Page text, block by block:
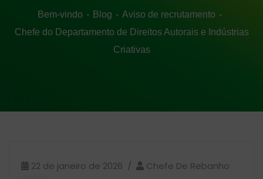
Bem-vindo Blog
Aviso de recrutamento
Chefe do Departamento de Direitos Autorais e Indústrias
Criativas
22 de janeiro de 2026 Chefe De Rebanho